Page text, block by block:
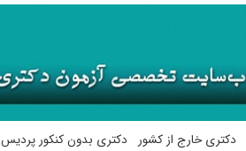
دکتری خارج از کشور دکتری بدون کنکور پردیس